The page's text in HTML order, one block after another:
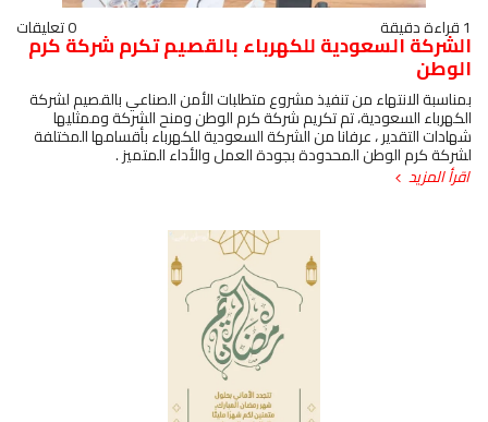
1 قراءة دقيقة 0 تعليقات
الشركة السعودية للكهرباء بالقصيم تكرم شركة كرم
الوطن
بمناسبة الانتهاء من تنفيذ مشروع متطلبات الأمن الصناعي بالقصيم لشركة
الكهرباء السعودية، تم تكريم شركة كرم الوطن ومنح الشركة وممثليها
شهادات التقدير ، عرفانا من الشركة السعودية للكهرباء بأقسامها المختلفة
لشركة كرم الوطن المحدودة بجودة العمل والأداء المتميز .
اقرأ المزيد